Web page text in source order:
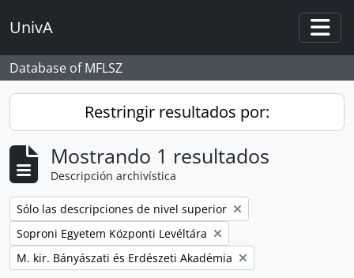
UnivA
Database of MFLSZ
Restringir resultados por:
Mostrando 1 resultados
Descripción archivística
Remove filter:
Sólo las descripciones de nivel superior
Remove filter:
Soproni Egyetem Központi Levéltára
Remove filter:
M. kir. Bányászati és Erdészeti Akadémia